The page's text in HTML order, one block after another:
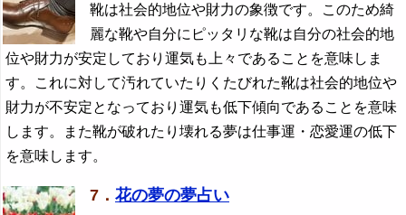
靴は社会的地位や財力の象徴です。このため綺
麗な靴や自分にピッタリな靴は自分の社会的地
位や財力が安定しており運気も上々であることを意味しま
す。これに対して汚れていたりくたびれた靴は社会的地位や
財力が不安定となっており運気も低下傾向であることを意味
します。また靴が破れたり壊れる夢は仕事運・恋愛運の低下
を意味します。
7． 花の夢の夢占い